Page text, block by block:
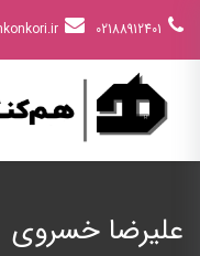
02188912401
علیرضا خسروی